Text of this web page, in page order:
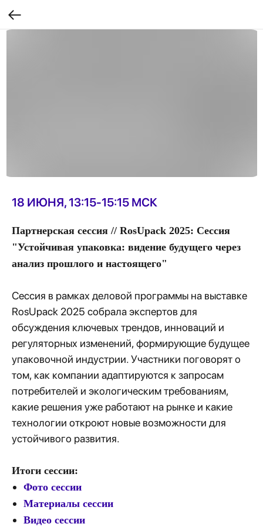
18 ИЮНЯ, 13:15-15:15 МСК
Партнерская сессия // RosUpack 2025: Сессия
"Устойчивая упаковка: видение будущего через
анализ прошлого и настоящего"
Сессия в рамках деловой программы на выставке
RosUpack 2025 собрала экспертов для
обсуждения ключевых трендов, инноваций и
регуляторных изменений, формирующие будущее
упаковочной индустрии. Участники поговорят о
том, как компании адаптируются к запросам
потребителей и экологическим требованиям,
какие решения уже работают на рынке и какие
технологии откроют новые возможности для
устойчивого развития.
Итоги сессии:
Фото сессии
Материалы сессии
Видео сессии